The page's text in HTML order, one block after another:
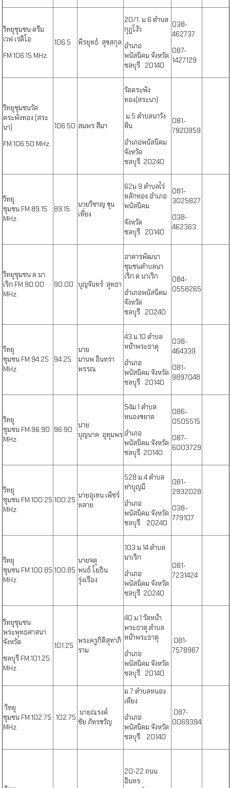
วิทยุชุมชน ดรีม
เวฟ เรดิโอ
FM.106.15 MHz.
106.5 พีรยุทธ์ สุขสกุล
20/1 ม.6 ตำบล
กุฏโง้ว
อำเภอ
พนัสนิคมจังหวัด
ชลบุรี 20140
038-
462737
087-
1427129
วิทยุชุมชนวัด
ตระพังทอง (สระ
นา)
FM.106.50 MHz.
106.50 สมพร สีมา
วัดตระพัง
ทอง(สระนา)
ม.5 ตำบลนาวัง
หิน
อำเภอพนัสนิคม
จังหวัด
ชลบุรี 20240
081-
7920959
วิทยุ
ชุมชน FM.89.15
MHz.
89.15
นายวิชาญ ขุน
เที่ยง
62ม.9 ตำบลไร่
หลักทอง อำเภอ
พนัสนิคม
จังหวัด
ชลบุรี 20140
081-
3025827
038-
462363
วิทยุชุมชน ต.นา
เริก FM.90.00
MHz.
90.00 บุญจันทร์ สุทธา
อาคารพัฒนา
ชุมชนตำบลนา
เริก ต.นาเริก
อำเภอพนัสนิคม
จังหวัด
ชลบุรี 20240
084-
0558265
วิทยุ
ชุมชน FM.94.25
MHz.
94.25
นาย
มานพ อินทรา
พรรณ
43 ม.10 ตำบล
หน้าพระธาตุ
อำเภอ
พนัสนิคม จังหวัด
ชลบุรี 20140
038-
464339
081-
9897048
วิทยุ
ชุมชน FM.96.90
MHz.
96.90
นาย
บุญนาค อุทุมพร
54ม.1 ตำบล
หนองขยาด
อำเภอ
พนัสนิคม จังหวัด
ชลบุรี 20140
086-
0505515
087-
6003729
วิทยุ
ชุมชน FM.100.25
MHz.
100.25
นายอุเทน เพ็ชร์
หลาย
528 ม.4 ตำบล
ท่าบุญมี
อำเภอ
พนัสนิคม จังหวัด
ชลบุรี 20240
081-
2932028
038-
779107
วิทยุ
ชุมชน FM.100.85
MHz.
100.85
นายจตุ
พนธ์ โยธิน
รุ่งเรือง
103 ม.14 ตำบล
นาเริก
อำเภอ
พนัสนิคม จังหวัด
ชลบุรี 20240
081-
7231424
วิทยุชุมชน
พระพุทธศาสนา
จังหวัด
ชลบุรี FM.101.25
MHz.
101.25
พระครูกิติสุทาภิ
ราม
40 ม.1 วัดหน้า
พระธาตุ ตำบล
หน้าพระธาตุ
อำเภอ
พนัสนิคม จังหวัด
ชลบุรี 20140
081-
7578967
วิทยุ
ชุมชน FM.102.75
MHz.
102.75
นายณรงค์
ชัย ภัทรขวัญ
ม.7 ตำบลหนอง
เหียง
อำเภอ
พนัสนิคม จังหวัด
ชลบุรี 20140
087-
0069394
20-22 ถนน
อินทร